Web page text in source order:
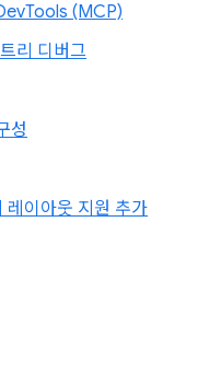
(MCP)
리 디버그
성
레이아웃 지원 추가